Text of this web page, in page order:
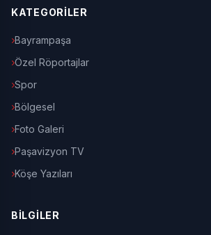
KATEGORİLER
Bayrampaşa
Özel Röportajlar
Spor
Bölgesel
Foto Galeri
Paşavizyon TV
Köşe Yazıları
BİLGİLER